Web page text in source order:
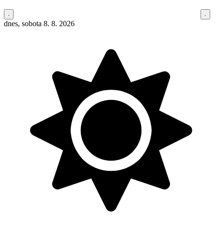
dnes, sobota 8. 8. 2026